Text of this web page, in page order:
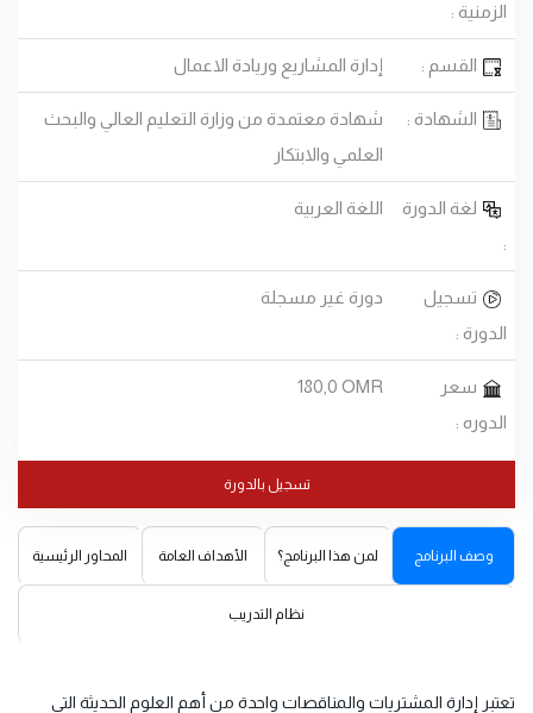
الزمنية :
القسم : إدارة المشاريع وريادة الاعمال
الشهادة :
شهادة معتمدة من وزارة التعليم العالي والبحث
العلمي والابتكار
لغة الدورة
:
اللغة العربية
تسجيل
الدورة :
دورة غير مسجلة
سعر
الدوره :
180,0 OMR
تسجيل بالدورة
وصف البرنامج لمن هذا البرنامج؟ الأهداف العامة المحاور الرئيسية
نظام التدريب
تعتبر إدارة المشتريات والمناقصات واحدة من أهم العلوم الحديثة التي